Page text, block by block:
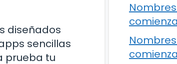
diseñados
sencillas
prueba tu